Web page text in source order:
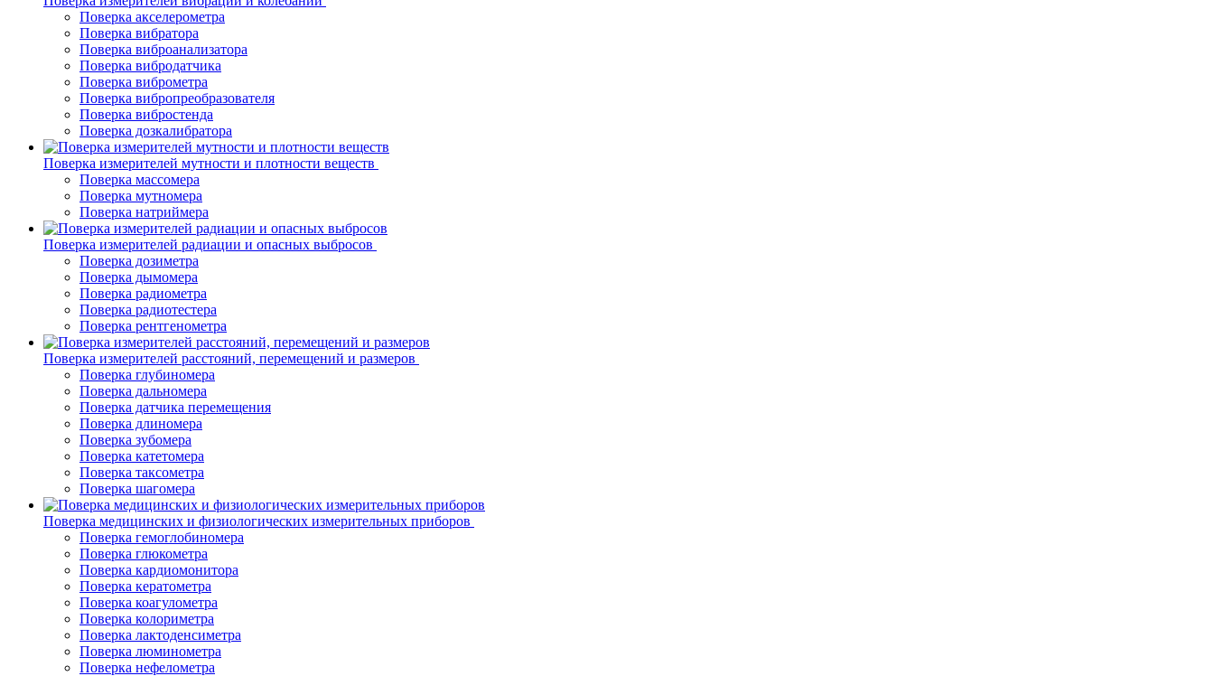
Поверка акселерометра
Поверка вибратора
Поверка виброанализатора
Поверка вибродатчика
Поверка виброметра
Поверка вибропреобразователя
Поверка вибростенда
Поверка дозкалибратора
Поверка измерителей мутности и плотности веществ
Поверка массомера
Поверка мутномера
Поверка натриймера
Поверка измерителей радиации и опасных выбросов
Поверка дозиметра
Поверка дымомера
Поверка радиометра
Поверка радиотестера
Поверка рентгенометра
Поверка измерителей расстояний, перемещений и размеров
Поверка глубиномера
Поверка дальномера
Поверка датчика перемещения
Поверка длиномера
Поверка зубомера
Поверка катетомера
Поверка таксометра
Поверка шагомера
Поверка медицинских и физиологических измерительных приборов
Поверка гемоглобиномера
Поверка глюкометра
Поверка кардиомонитора
Поверка кератометра
Поверка коагулометра
Поверка колориметра
Поверка лактоденсиметра
Поверка люминометра
Поверка нефелометра